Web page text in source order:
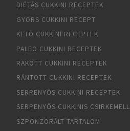
DIÉTÁS CUKKINI RECEPTEK
GYORS CUKKINI RECEPT
KETO CUKKINI RECEPTEK
PALEO CUKKINI RECEPTEK
RAKOTT CUKKINI RECEPTEK
RÁNTOTT CUKKINI RECEPTEK
SERPENYŐS CUKKINI RECEPTEK
SERPENYŐS CUKKINIS CSIRKEMELL
SZPONZORÁLT TARTALOM